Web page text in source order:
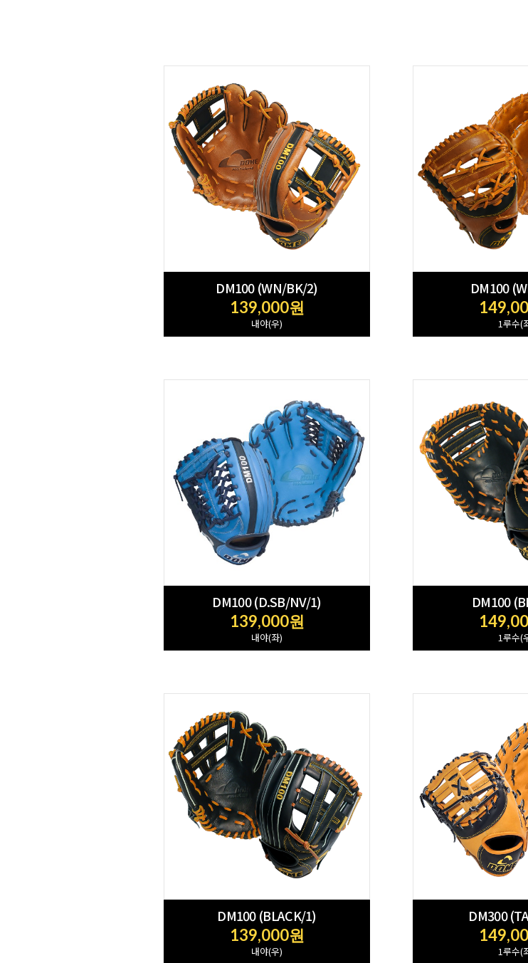
DM100 (WN/BK/2)
139,000원
내야(우)
DM100
1루수(
DM100 (D.SB/NV/1)
139,000원
내야(좌)
DM100
1루수(
DM100 (BLACK/1)
139,000원
내야(우)
DM300
1루수(